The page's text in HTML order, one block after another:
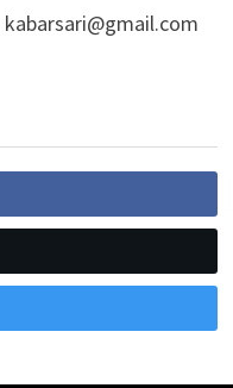
kabarsari@gmail.com